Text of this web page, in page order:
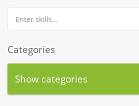
Categories
Show categories